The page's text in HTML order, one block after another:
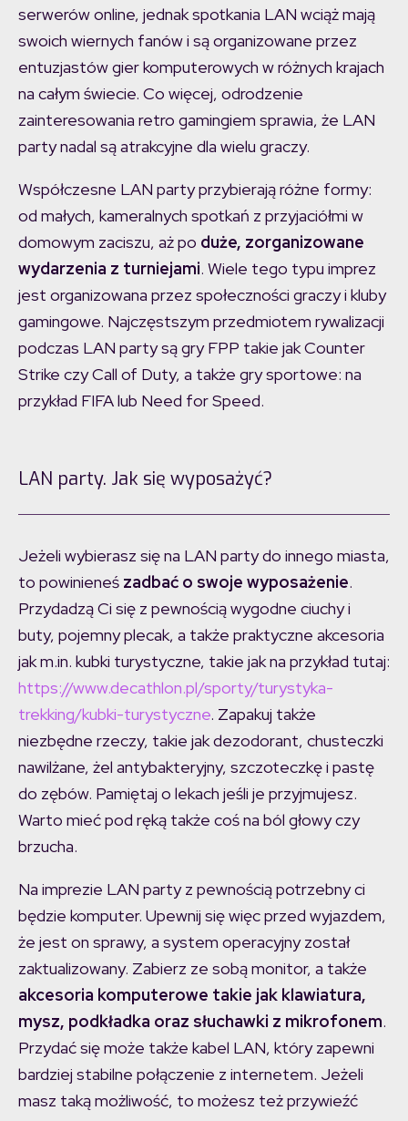
serwerów online, jednak spotkania LAN wciąż mają
swoich wiernych fanów i są organizowane przez
entuzjastów gier komputerowych w różnych krajach
na całym świecie. Co więcej, odrodzenie
zainteresowania retro gamingiem sprawia, że LAN
party nadal są atrakcyjne dla wielu graczy.
Współczesne LAN party przybierają różne formy:
od małych, kameralnych spotkań z przyjaciółmi w
domowym zaciszu, aż po duże, zorganizowane
wydarzenia z turniejami. Wiele tego typu imprez
jest organizowana przez społeczności graczy i kluby
gamingowe. Najczęstszym przedmiotem rywalizacji
podczas LAN party są gry FPP takie jak Counter
Strike czy Call of Duty, a także gry sportowe: na
przykład FIFA lub Need for Speed.
LAN party. Jak się wyposażyć?
Jeżeli wybierasz się na LAN party do innego miasta,
to powinieneś zadbać o swoje wyposażenie.
Przydadzą Ci się z pewnością wygodne ciuchy i
buty, pojemny plecak, a także praktyczne akcesoria
jak m.in. kubki turystyczne, takie jak na przykład tutaj:
https://www.decathlon.pl/sporty/turystyka-
trekking/kubki-turystyczne. Zapakuj także
niezbędne rzeczy, takie jak dezodorant, chusteczki
nawilżane, żel antybakteryjny, szczoteczkę i pastę
do zębów. Pamiętaj o lekach jeśli je przyjmujesz.
Warto mieć pod ręką także coś na ból głowy czy
brzucha.
Na imprezie LAN party z pewnością potrzebny ci
będzie komputer. Upewnij się więc przed wyjazdem,
że jest on sprawy, a system operacyjny został
zaktualizowany. Zabierz ze sobą monitor, a także
akcesoria komputerowe takie jak klawiatura,
mysz, podkładka oraz słuchawki z mikrofonem.
Przydać się może także kabel LAN, który zapewni
bardziej stabilne połączenie z internetem. Jeżeli
masz taką możliwość, to możesz też przywieźć